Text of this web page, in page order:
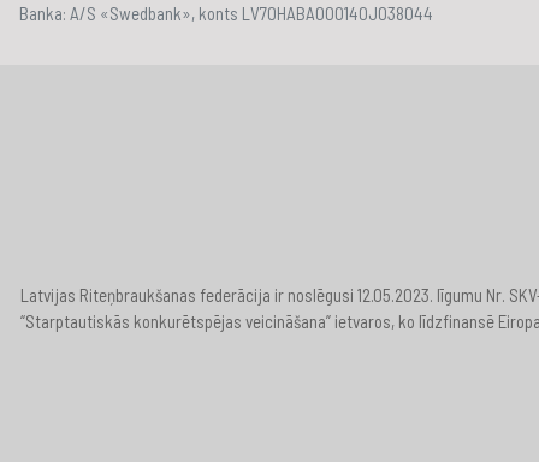
Banka: A/S «Swedbank», konts LV70HABA000140J038044
Latvijas Riteņbraukšanas federācija ir noslēgusi 12.05.2023. līgumu Nr.
“Starptautiskās konkurētspējas veicināšana” ietvaros, ko līdzfinansē